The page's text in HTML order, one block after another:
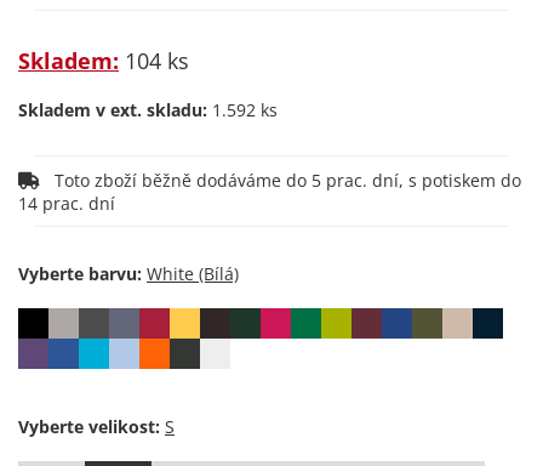
Skladem: 104 ks
Skladem v ext. skladu: 1.592 ks
14 prac. dní
Vyberte barvu:
Vyberte velikost: